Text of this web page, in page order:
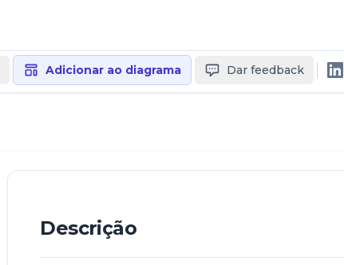
Adicionar ao diagrama Dar feedback
Descrição